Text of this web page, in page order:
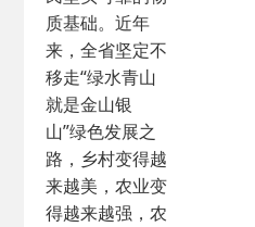
质基础。近年
来，全省坚定不
移走“绿水青山
就是金山银
山”绿色发展之
路，乡村变得越
来越美，农业变
得越来越强，农